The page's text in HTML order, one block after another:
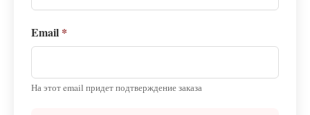
Email *
На этот email придет подтверждение заказа